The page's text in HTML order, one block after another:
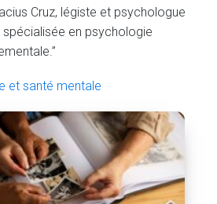
Cruz, légiste et psychologue
spécialisée en psychologie
et santé mentale